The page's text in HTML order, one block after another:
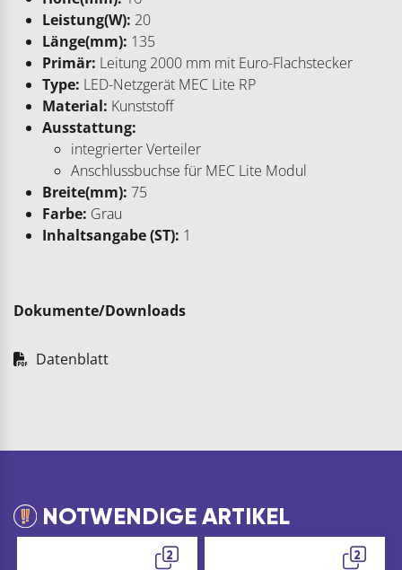
Leistung(W): 20
Länge(mm): 135
Primär: Leitung 2000 mm mit Euro-Flachstecker
Type: LED-Netzgerät MEC Lite RP
Material: Kunststoff
Ausstattung:
integrierter Verteiler
Anschlussbuchse für MEC Lite Modul
Breite(mm): 75
Farbe: Grau
Inhaltsangabe (ST): 1
Dokumente/Downloads
Datenblatt
NOTWENDIGE ARTIKEL
2 2